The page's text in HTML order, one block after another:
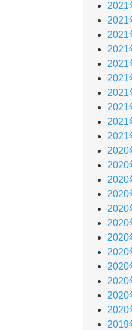
2021
2021
2021
2021
2021
2021
2021
2021
2021
2021
2020
2020
2020
2020
2020
2020
2020
2020
2020
2020
2020
2020
2019